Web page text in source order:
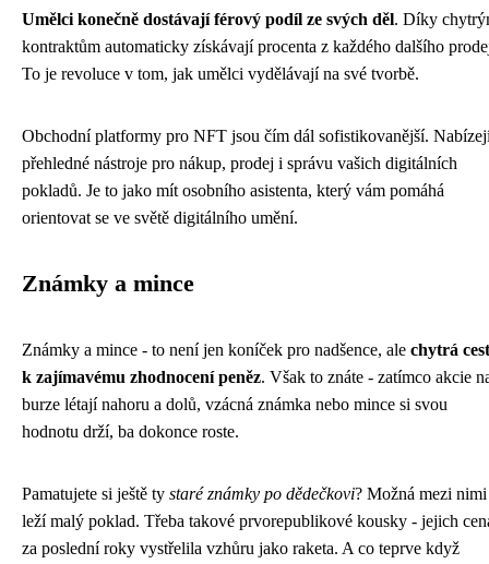
Umělci konečně dostávají férový podíl ze svých děl. Díky
kontraktům automaticky získávají procenta z každého dalšího
To je revoluce v tom, jak umělci vydělávají na své tvorbě.
Obchodní platformy pro NFT jsou čím dál sofistikovanější.
přehledné nástroje pro nákup, prodej i správu vašich digitálních
pokladů. Je to jako mít osobního asistenta, který vám pomáhá
orientovat se ve světě digitálního umění.
Známky a mince
Známky a mince - to není jen koníček pro nadšence, ale chytrá
k zajímavému zhodnocení peněz. Však to znáte - zatímco akcie
burze létají nahoru a dolů, vzácná známka nebo mince si svou
hodnotu drží, ba dokonce roste.
Pamatujete si ještě ty staré známky po dědečkovi? Možná mezi nimi
leží malý poklad. Třeba takové prvorepublikové kousky - jejich
za poslední roky vystřelila vzhůru jako raketa. A co teprve když